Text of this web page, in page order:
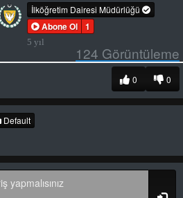
İlköğretim Dairesi Müdürlüğü
Abone Ol 1
5 yıl
124 Görüntüleme
0
0
Default